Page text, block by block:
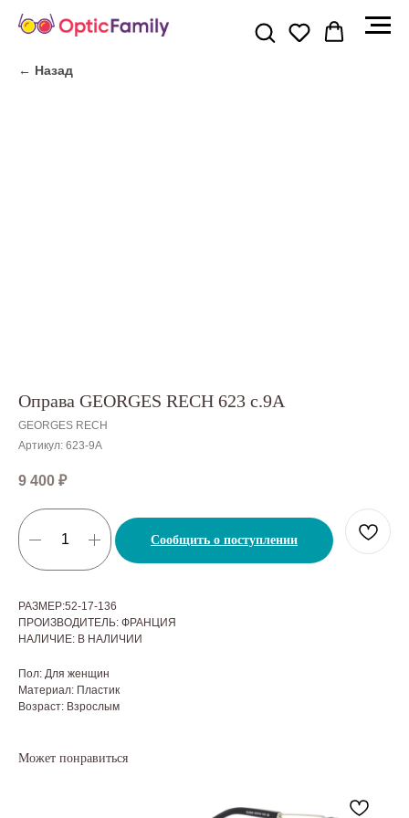
← Назад
Оправа GEORGES RECH 623 c.9A
GEORGES RECH
Артикул: 623-9А
9 400 ₽
Сообщить о поступлении
РАЗМЕР:52-17-136
ПРОИЗВОДИТЕЛЬ: ФРАНЦИЯ
НАЛИЧИЕ: В НАЛИЧИИ
Пол: Для женщин
Материал: Пластик
Возраст: Взрослым
Может понравиться